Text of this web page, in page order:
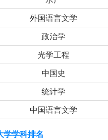
外国语言文学
政治学
光学工程
中国史
统计学
中国语言文学
学学科排名